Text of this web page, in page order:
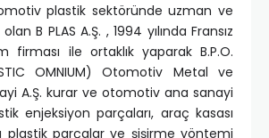
plastik sektöründe uzman ve
B PLAS A.Ş. , 1994 yılında Fransız
firması ile ortaklık yaparak B.P.O.
OMNIUM) Otomotiv Metal ve
A.Ş. kurar ve otomotiv ana sanayi
enjeksiyon parçaları, araç kasası
plastik parçalar ve şişirme yöntemi